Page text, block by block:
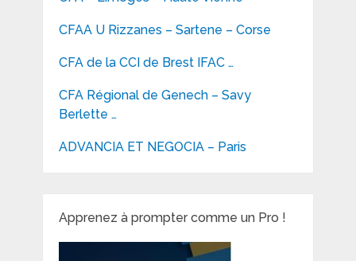
CFAA U Rizzanes – Sartene – Corse
CFA de la CCI de Brest IFAC …
CFA Régional de Genech – Savy
Berlette …
ADVANCIA ET NEGOCIA – Paris
Apprenez à prompter comme un Pro !